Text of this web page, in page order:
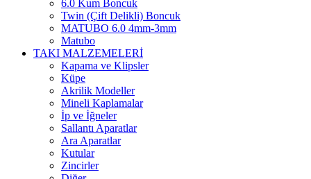
6.0 Kum Boncuk
Twin (Çift Delikli) Boncuk
MATUBO 6.0 4mm-3mm
Matubo
TAKI MALZEMELERİ
Kapama ve Klipsler
Küpe
Akrilik Modeller
Mineli Kaplamalar
İp ve İğneler
Sallantı Aparatlar
Ara Aparatlar
Kutular
Zincirler